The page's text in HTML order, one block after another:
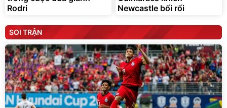
Rodri
Newcastle bối rối
SOI TRẬN